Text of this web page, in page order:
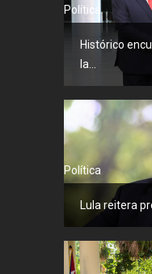
Política
Histórico
la...
Política
Lula reitera